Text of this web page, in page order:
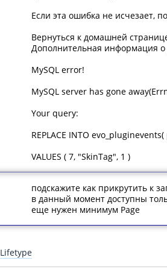
Если эта ошибка не исчезает,
Вернуться к домашней
Дополнительная информация
MySQL error!
MySQL server has gone
Your query:
REPLACE INTO
VALUES ( 7, "SkinTag", 1 )
подскажите как прикрутить к
в данный момент доступны
еще нужен минимум Page
Lifetype